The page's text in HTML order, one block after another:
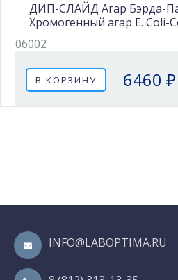
ДИП-СЛАЙД Агар Бэрда-
Хромогенный агар E. Coli-
06002
В КОРЗИНУ 6460 ₽
INFO@LABOPTIMA.RU